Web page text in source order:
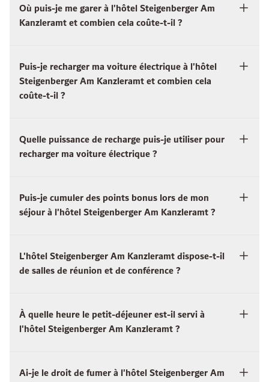
Où puis-je me garer à l'hôtel Steigenberger Am
Kanzleramt et combien cela coûte-t-il ?
Puis-je recharger ma voiture électrique à l'hôtel
Steigenberger Am Kanzleramt et combien cela
coûte-t-il ?
Quelle puissance de recharge puis-je utiliser pour
recharger ma voiture électrique ?
Puis-je cumuler des points bonus lors de mon
séjour à l'hôtel Steigenberger Am Kanzleramt ?
L'hôtel Steigenberger Am Kanzleramt dispose-t-il
de salles de réunion et de conférence ?
À quelle heure le petit-déjeuner est-il servi à
l'hôtel Steigenberger Am Kanzleramt ?
Ai-je le droit de fumer à l'hôtel Steigenberger Am